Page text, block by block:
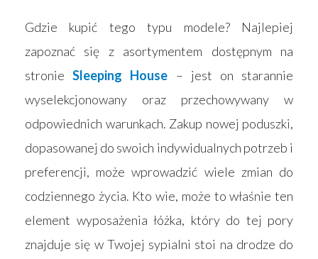
Gdzie kupić tego typu modele? Najlepiej
zapoznać się z asortymentem dostępnym na
stronieSleeping House – jest on starannie
wyselekcjonowany oraz przechowywany w
odpowiednich warunkach. Zakup nowej poduszki,
dopasowanej do swoich indywidualnych potrzeb i
preferencji, może wprowadzić wiele zmian do
codziennego życia. Kto wie, może to właśnie ten
element wyposażenia łóżka, który do tej pory
znajduje się w Twojej sypialni stoi na drodze do